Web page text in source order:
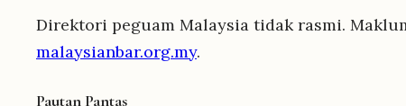
Direktori peguam Malaysia tidak rasmi.
malaysianbar.org.my.
Pautan Pantas